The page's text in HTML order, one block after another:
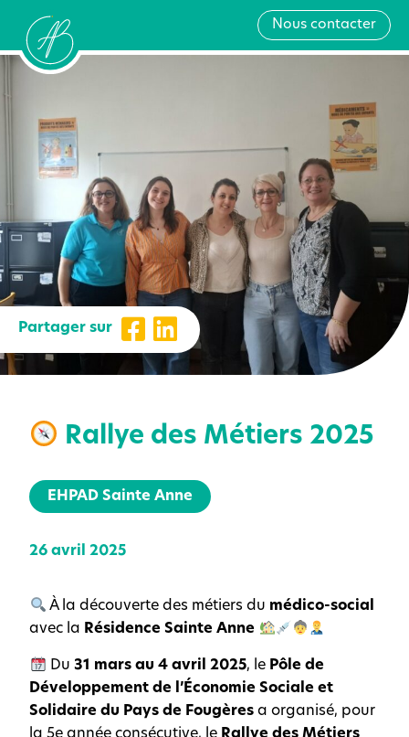
Nous contacter
Partager sur
Rallye des Métiers 2025
EHPAD Sainte Anne
26 avril 2025
À la découverte des métiers du médico-social
avec la Résidence Sainte Anne
Du 31 mars au 4 avril 2025, le Pôle de
Développement de l’Économie Sociale et
Solidaire du Pays de Fougères a organisé, pour